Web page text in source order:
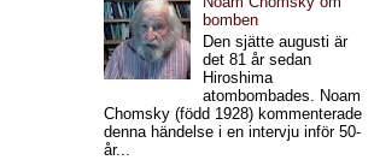
bomben
Den sjätte augusti är
det 81 år sedan
Hiroshima
atombombades. Noam
Chomsky (född 1928) kommenterade
denna händelse i en intervju inför 50-
år...